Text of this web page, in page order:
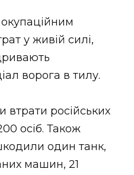
у живій силі,
ворога в тилу.
втрати російських
осіб. Також
один танк,
машин, 21